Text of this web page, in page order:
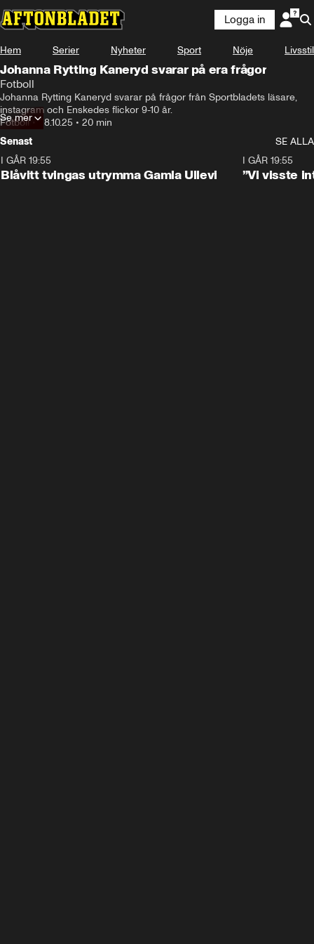
Logga in
Hem Serier Nyheter Sport Nöje Livsstil
Johanna Rytting Kaneryd svarar på era frågor
Fotboll
Johanna Rytting Kaneryd svarar på frågor från Sportbladets läsare,
instagram och Enskedes flickor 9-10 år.
Fotboll•28.10.25 • 20 min
Se mer
Senast
SE ALLA
I GÅR 19:55
Blåvitt tvingas utrymma Gamla Ullevi
I GÅR 19:55
”Vi visste